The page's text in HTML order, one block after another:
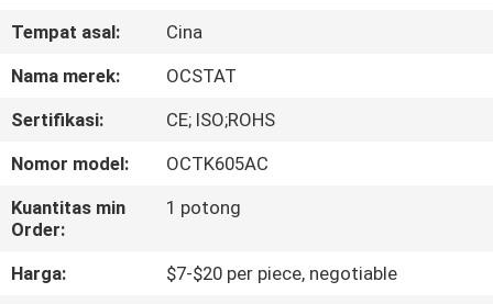
PERTUNJUKAN
VR
TENTANG
KAMI
TUR
PABRIK
Tempat asal:
Cina
Nama merek:
OCSTAT
Sertifikasi:
CE; ISO;ROHS
Nomor model:
OCTK605AC
Kuantitas min
Order:
1 potong
Harga:
$7-$20 per piece, negotiable